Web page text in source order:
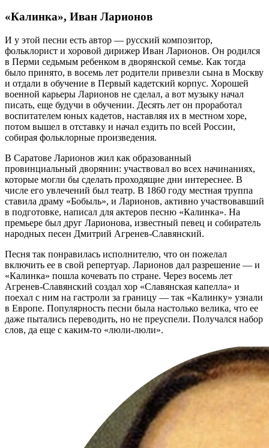
«Калинка», Иван Ларионов
И у этой песни есть автор — русский композитор,
фольклорист и хоровой дирижер Иван Ларионов. Он родился
в Перми седьмым ребенком в дворянской семье. Как тогда
было принято, в восемь лет родители привезли сына в Москву
и отдали в обучение в Первый кадетский корпус. Хорошей
военной карьеры Ларионов не сделал, а вот музыку начал
писать, еще будучи в обучении. Десять лет он проработал
воспитателем юных кадетов, наставляя их в местном хоре,
потом вышел в отставку и начал ездить по всей России,
собирая фольклорные произведения.
В Саратове Ларионов жил как образованный
провинциальный дворянин: участвовал во всех начинаниях,
которые могли бы сделать проходящие дни интереснее. В
числе его увлечений был театр. В 1860 году местная труппа
ставила драму «Бобыль», и Ларионов, активно участвовавший
в подготовке, написал для актеров песню «Калинка». На
премьере был друг Ларионова, известный певец и собиратель
народных песен Дмитрий Агренев-Славянский.
Песня так понравилась исполнителю, что он пожелал
включить ее в свой репертуар. Ларионов дал разрешение — и
«Калинка» пошла кочевать по стране. Через восемь лет
Агренев-Славянский создал хор «Славянская капелла» и
поехал с ним на гастроли за границу — так «Калинку» узнали
в Европе. Популярность песни была настолько велика, что ее
даже пытались переводить, но не преуспели. Получался набор
слов, да еще с каким-то «люли-люли».